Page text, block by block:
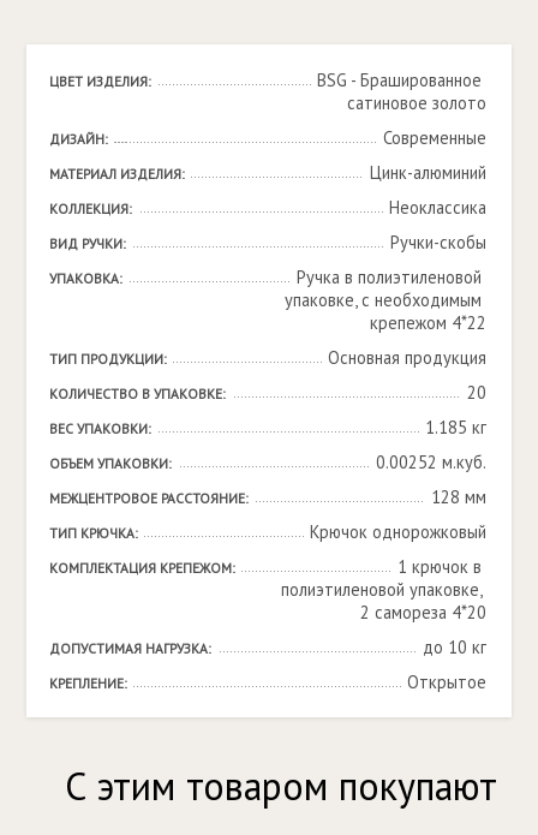
ЦВЕТ ИЗДЕЛИЯ:
BSG - Брашированное
cатиновое золото
ДИЗАЙН: Современные
МАТЕРИАЛ ИЗДЕЛИЯ: Цинк-алюминий
КОЛЛЕКЦИЯ: Неоклассика
ВИД РУЧКИ: Ручки-скобы
УПАКОВКА:
Ручка в полиэтиленовой
упаковке, с необходимым
крепежом 4*22
ТИП ПРОДУКЦИИ: Основная продукция
КОЛИЧЕСТВО В УПАКОВКЕ: 20
ВЕС УПАКОВКИ: 1.185 кг
ОБЪЕМ УПАКОВКИ: 0.00252 м.куб.
МЕЖЦЕНТРОВОЕ РАССТОЯНИЕ: 128 мм
ТИП КРЮЧКА: Крючок однорожковый
КОМПЛЕКТАЦИЯ КРЕПЕЖОМ:
1 крючок в
полиэтиленовой упаковке,
2 самореза 4*20
ДОПУСТИМАЯ НАГРУЗКА: до 10 кг
КРЕПЛЕНИЕ: Открытое
С этим товаром покупают